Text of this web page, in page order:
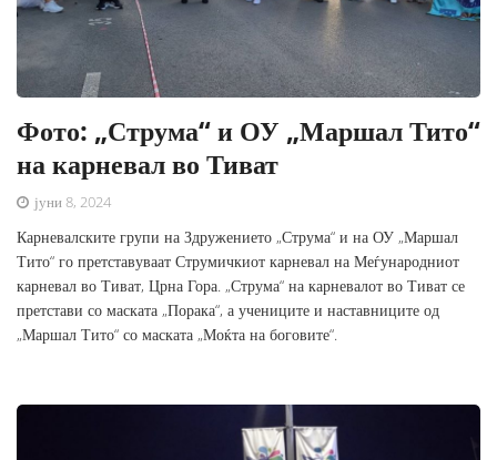
Фото: „Струма“ и ОУ „Маршал Тито“
на карневал во Тиват
јуни 8, 2024
Карневалските групи на Здружението „Струма“ и на ОУ „Маршал
Тито“ го претставуваат Струмичкиот карневал на Меѓународниот
карневал во Тиват, Црна Гора. „Струма“ на карневалот во Тиват се
претстави со маската „Порака“, а учениците и наставниците од
„Маршал Тито“ со маската „Моќта на боговите“.